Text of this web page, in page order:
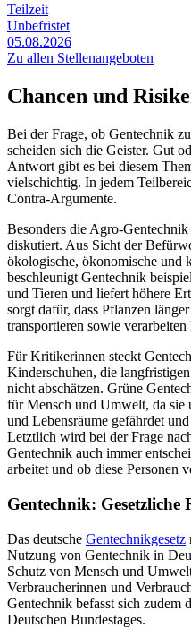
Teilzeit
Unbefristet
05.08.2026
Zu allen Stellenangeboten
Chancen und
Bei der Frage, ob Gentechnik
scheiden sich die Geister. Gut
Antwort gibt es bei diesem
vielschichtig. In jedem
Contra-Argumente.
Besonders die Agro-
diskutiert. Aus Sicht der
ökologische, ökonomische und
beschleunigt Gentechnik
und Tieren und liefert höhere
sorgt dafür, dass Pflanzen
transportieren sowie verarbeiten
Für Kritikerinnen steckt
Kinderschuhen, die
nicht abschätzen. Grüne
für Mensch und Umwelt, da
und Lebensräume gefährdet
Letztlich wird bei der Frage
Gentechnik auch immer
arbeitet und ob diese Personen
Gentechnik: Gesetzliche
Das deutsche Gentechnikgesetz
Nutzung von Gentechnik in
Schutz von Mensch und
Verbraucherinnen und
Gentechnik befasst sich zudem
Deutschen Bundestages.